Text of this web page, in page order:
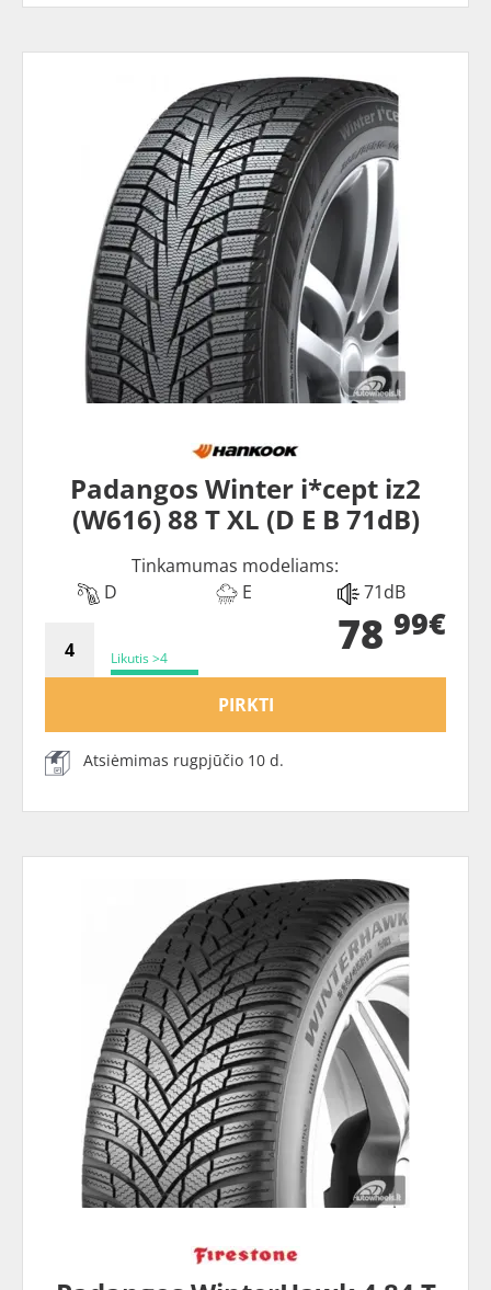
Padangos Winter i*cept iz2
(W616) 88 T XL (D E B 71dB)
Tinkamumas modeliams:
D
E 71dB
Likutis >4 78 99€
PIRKTI
Atsiėmimas rugpjūčio 10 d.